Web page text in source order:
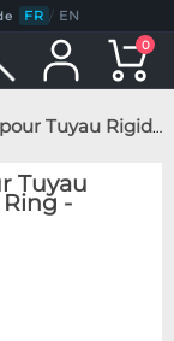
FR / EN
0
LED Ring - 16mm Noir
Tuyau
-